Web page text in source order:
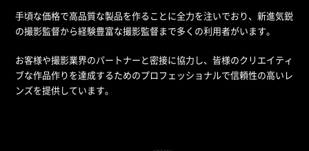
手頃な価格で高品質な製品を作ることに全力を注いでおり、新進気鋭
の撮影監督から経験豊富な撮影監督まで多くの利用者がいます。
お客様や撮影業界のパートナーと密接に協力し、皆様のクリエイティ
ブな作品作りを達成するためのプロフェッショナルで信頼性の高いレ
ンズを提供しています。